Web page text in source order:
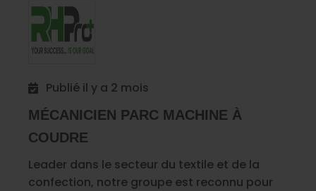
Publié il y a 2 mois
MÉCANICIEN PARC MACHINE À
COUDRE
Leader dans le secteur du textile et de la
confection, notre groupe est reconnu pour